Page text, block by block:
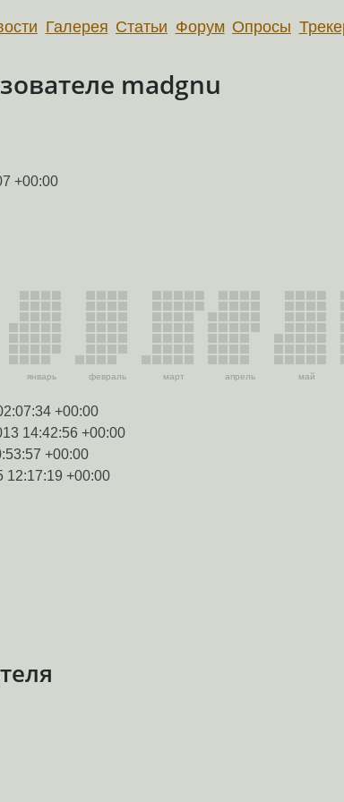
Галерея Статьи Форум Опросы
madgnu
+00:00
январь февраль март апрель май
+00:00
14:42:56 +00:00
+00:00
12:17:19 +00:00